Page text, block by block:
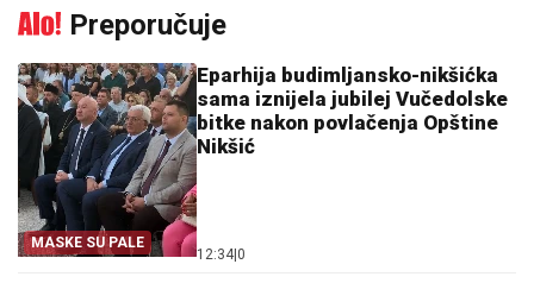
Preporučuje
MASKE SU PALE
Eparhija budimljansko-nikšićka
sama iznijela jubilej Vučedolske
bitke nakon povlačenja Opštine
Nikšić
12:34|0